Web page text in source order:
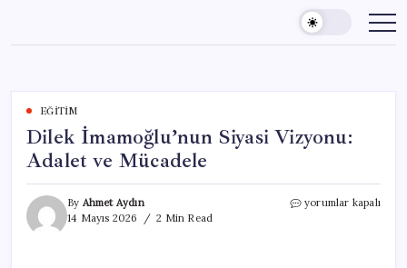
content
EĞITIM
Dilek İmamoğlu’nun Siyasi Vizyonu:
Adalet ve Mücadele
By Ahmet Aydın
14 Mayıs 2026
2 Min Read
Dilek
yorumlar kapalı